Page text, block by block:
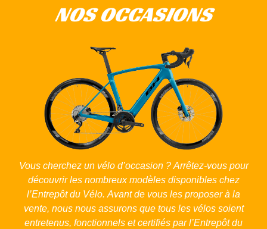
NOS OCCASIONS
Vous cherchez un vélo d’occasion ? Arrêtez-vous pour
découvrir les nombreux modèles disponibles chez
l’Entrepôt du Vélo. Avant de vous les proposer à la
vente, nous nous assurons que tous les vélos soient
entretenus, fonctionnels et certifiés par l’Entrepôt du